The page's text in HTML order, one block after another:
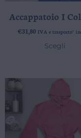
Accappatoio I
€31,80 IVA e trasporto*
Scegli